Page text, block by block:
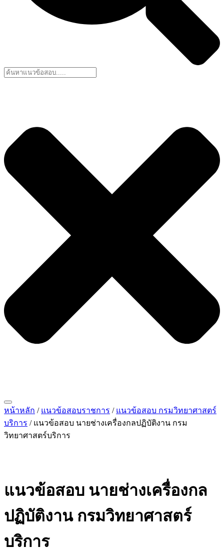
หน้าหลัก / แนวข้อสอบราชการ / แนวข้อสอบ กรมวิทยาศาสตร์
บริการ / แนวข้อสอบ นายช่างเครื่องกลปฏิบัติงาน กรม
วิทยาศาสตร์บริการ
แนวข้อสอบ นายช่างเครื่องกล
ปฏิบัติงาน กรมวิทยาศาสตร์
บริการ